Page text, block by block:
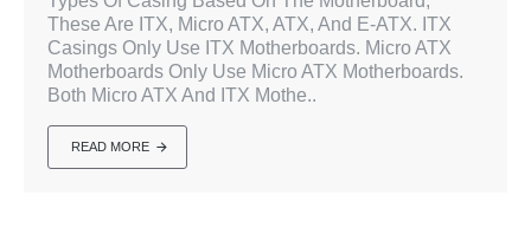
These Are ITX, Micro ATX, ATX, And E-ATX. ITX
Casings Only Use ITX Motherboards. Micro ATX
Motherboards Only Use Micro ATX Motherboards.
Both Micro ATX And ITX Mothe..
READ MORE